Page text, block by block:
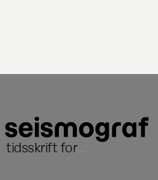
tidsskrift for...